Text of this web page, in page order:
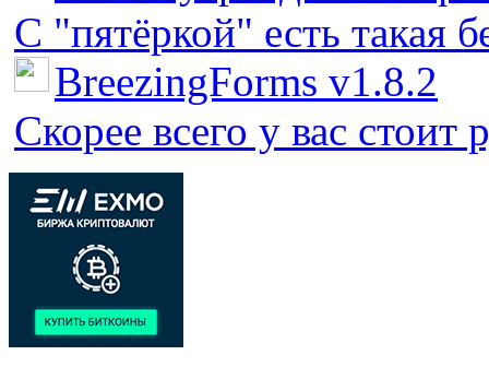
С "пятёркой" есть такая
BreezingForms v1.8.2
Скорее всего у вас стоит